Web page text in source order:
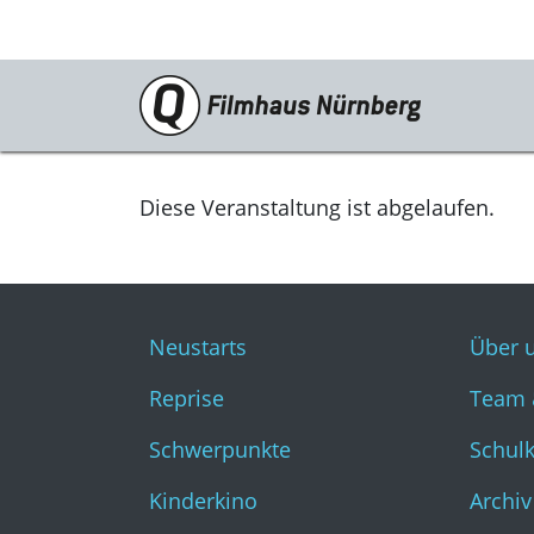
Programm
Neustarts
Kinderkino
Stummfilm
Cine International
Filmclub
Diese Veranstaltung ist abgelaufen.
Neustarts
Reprise
Schwerpunkte
Kinderkino
Über
Team
Archiv